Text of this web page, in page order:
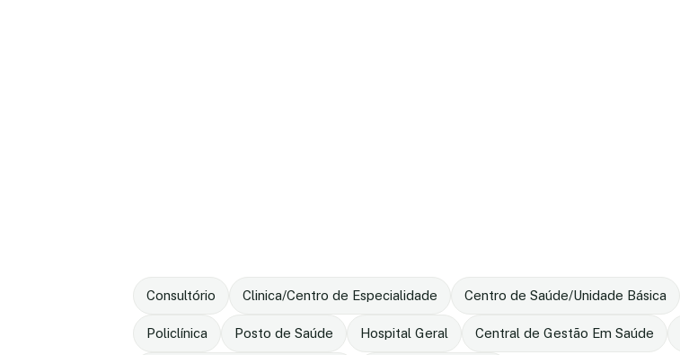
Consultório Clinica/Centro de Especialidade Centro de Saúde/Unidade Básica
Policlínica Posto de Saúde Hospital Geral Central de Gestão Em Saúde